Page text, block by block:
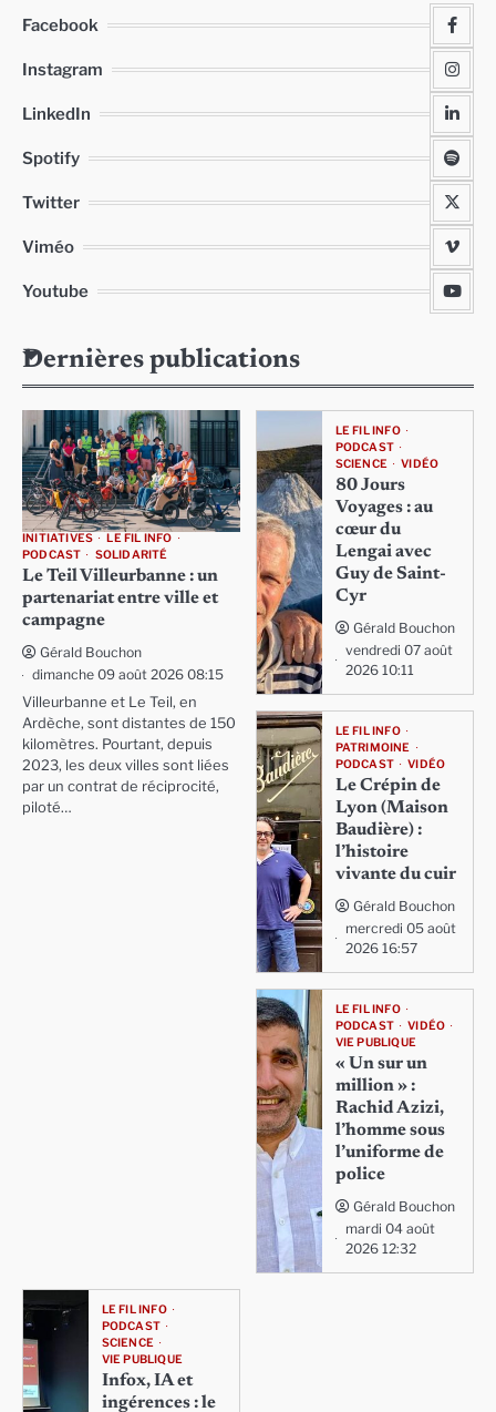
Facebook
Instagram
LinkedIn
Spotify
Twitter
Viméo
Youtube
Dernières publications
INITIATIVES
LE FIL INFO
PODCAST
SOLIDARITÉ
Le Teil Villeurbanne : un
partenariat entre ville et
campagne
Gérald Bouchon
dimanche 09 août 2026 08:15
Villeurbanne et Le Teil, en
Ardèche, sont distantes de 150
kilomètres. Pourtant, depuis
2023, les deux villes sont liées
par un contrat de réciprocité,
piloté…
LE FIL INFO
PODCAST
SCIENCE
VIDÉO
80 Jours
Voyages : au
cœur du
Lengai avec
Guy de Saint-
Cyr
Gérald Bouchon
vendredi 07 août
2026 10:11
LE FIL INFO
PATRIMOINE
PODCAST
VIDÉO
Le Crépin de
Lyon (Maison
Baudière) :
l’histoire
vivante du cuir
Gérald Bouchon
mercredi 05 août
2026 16:57
LE FIL INFO
PODCAST
VIDÉO
VIE PUBLIQUE
« Un sur un
million » :
Rachid Azizi,
l’homme sous
l’uniforme de
police
Gérald Bouchon
mardi 04 août
2026 12:32
LE FIL INFO
PODCAST
SCIENCE
VIE PUBLIQUE
Infox, IA et
ingérences : le